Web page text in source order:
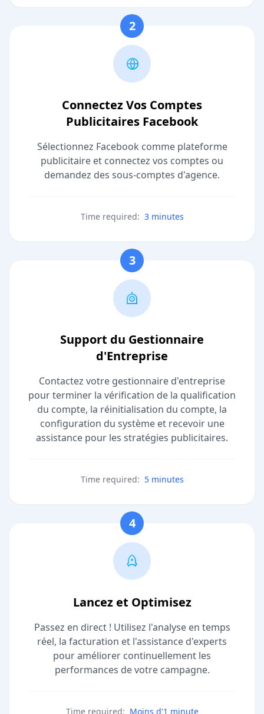
2
Connectez Vos Comptes
Publicitaires Facebook
Sélectionnez Facebook comme plateforme
publicitaire et connectez vos comptes ou
demandez des sous-comptes d'agence.
Time required: 3 minutes
3
Support du Gestionnaire
d'Entreprise
Contactez votre gestionnaire d'entreprise
pour terminer la vérification de la qualification
du compte, la réinitialisation du compte, la
configuration du système et recevoir une
assistance pour les stratégies publicitaires.
Time required: 5 minutes
4
Lancez et Optimisez
Passez en direct ! Utilisez l'analyse en temps
réel, la facturation et l'assistance d'experts
pour améliorer continuellement les
performances de votre campagne.
Time required: Moins d'1 minute